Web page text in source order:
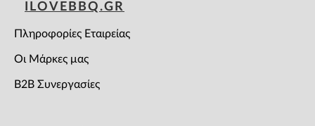
ILOVEBBQ.GR
Πληροφορίες Εταιρείας
Οι Μάρκες μας
B2B Συνεργασίες